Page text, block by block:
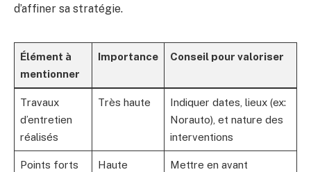
d’affiner sa stratégie.
Élément à
mentionner
Importance Conseil pour valoriser
Travaux
d’entretien
réalisés
Très haute
Indiquer dates, lieux (ex:
Norauto), et nature des
interventions
Points forts Haute
Mettre en avant